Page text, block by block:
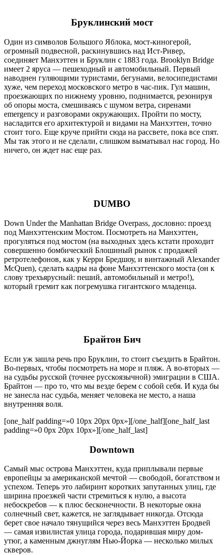
Бруклинский мост
Один из символов Большого Яблока, мост-киногерой,
огромный подвесной, раскинувшись над Ист-Ривер,
соединяет Манхэттен и Бруклин с 1883 года. Brooklyn Bridge
имеет 2 яруса — пешеходный и автомобильный. Первый
наводнен гуляющими туристами, бегунами, велосипедистами
хуже, чем переход московского метро в час-пик. Гул машин,
проезжающих по нижнему уровню, поднимается, резонируя
об опоры моста, смешиваясь с шумом ветра, сиренами
emergency и разговорами окружающих. Пройти по мосту,
насладится его архитектурой и видами на Манхэттен, точно
стоит того. Еще круче прийти сюда на рассвете, пока все спят.
Мы так этого и не сделали, слишком выматывал нас город. Но
ничего, он ждет нас еще раз.
DUMBO
Down Under the Manhattan Bridge Overpass, дословно: проезд
под Манхэттенским Мостом. Посмотреть на Манхэттен,
прогуляться под мостом (на выходных здесь кстати проходит
совершенно бомбический Блошиный рынок с продажей
ретротелефонов, как у Керри Бредшоу, и винтажный Alexander
McQuen), сделать кадры на фоне Манхэттенского моста (он к
слову трехъярусный: пеший, автомобильный и метро!),
который гремит как погремушка гигантского младенца.
Брайтон Бич
Если уж зашла речь про Бруклин, то стоит съездить в Брайтон.
Во-первых, чтобы посмотреть на море и пляж. А во-вторых —
на судьбы русской (точнее русскоязычной) эмиграции в США.
Брайтон — про то, что мы везде берем с собой себя. И куда бы
не занесла нас судьба, меняет человека не место, а наша
внутренняя воля.
[one_half padding=»0 10px 20px 0px»][/one_half][one_half_last
padding=»0 0px 20px 10px»][/one_half_last]
Downtown
Самый мыс острова Манхэттен, куда приплывали первые
европейцы за американской мечтой — свободой, богатством и
успехом. Теперь это лабиринт коротких запутанных улиц, где
ширина проезжей части стремиться к нулю, а высота
небоскребов — к плюс бесконечности. В некоторые окна
солнечный свет, кажется, не заглядывает никогда. Отсюда
берет свое начало тянущийся через весь Манхэттен Бродвей
— самая извилистая улица города, подарившая миру дом-
утюг, а каменным джнуглям Нью-Йорка — несколько милых
скверов.